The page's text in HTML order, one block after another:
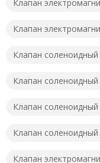
Клапан
Клапан
Клапан
Клапан
Клапан
Клапан соленоидный
Клапан